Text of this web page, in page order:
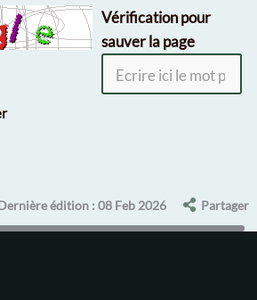
Vérification pour
sauver la page
édition : 08 Feb 2026 Partager